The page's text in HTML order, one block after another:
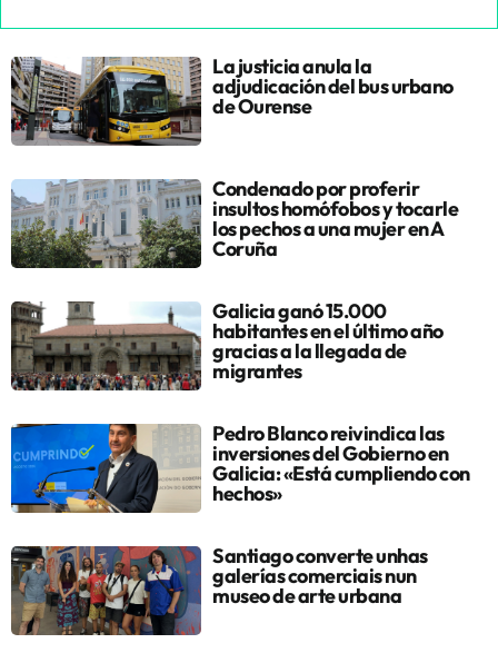
La justicia anula la
adjudicación del bus urbano
de Ourense
Condenado por proferir
insultos homófobos y tocarle
los pechos a una mujer en A
Coruña
Galicia ganó 15.000
habitantes en el último año
gracias a la llegada de
migrantes
Pedro Blanco reivindica las
inversiones del Gobierno en
Galicia: «Está cumpliendo con
hechos»
Santiago converte unhas
galerías comerciais nun
museo de arte urbana